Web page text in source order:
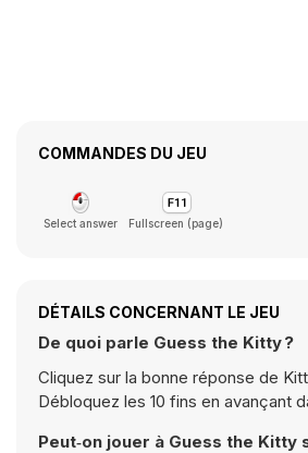
COMMANDES DU JEU
Select answer Fullscreen (page)
DÉTAILS CONCERNANT LE JEU
De quoi parle Guess the Kitty ?
Cliquez sur la bonne réponse de
Débloquez les 10 fins en avançant
Peut‑on jouer à Guess the Kitty